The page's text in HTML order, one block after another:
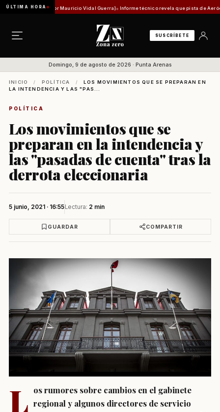
ÚLTIMA HORA
histórica [Por Mauricio Vidal Guerra] Informe técnico revela que pista de Aeródromo
SUSCRÍBETE
Domingo, 9 de agosto de 2026 · Punta Arenas
INICIO / POLÍTICA /
LOS MOVIMIENTOS QUE SE PREPARAN EN
LA INTENDENCIA Y LAS "PAS...
POLÍTICA
Los movimientos que se
preparan en la intendencia y
las "pasadas de cuenta" tras la
derrota eleccionaria
5 junio, 2021 · 16:55Lectura: 2 min
GUARDAR COMPARTIR
L os rumores sobre cambios en el gabinete
regional y algunos directores de servicio